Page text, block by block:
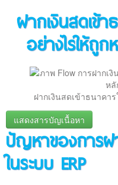
ฝากเงินสดเข้
อย่างไรให้ถู
ฝากเงินสดเข้าธนาคา
แสดงสารบัญเนื้อหา
ปัญหาของการฝากเงินสด
ฝากเงินสดเข้าธนาคารไม่
หลักการบันทึกบัญชีเงินสดเ
ควรใช้ Cash Journal และ
ปัญหาของการฝ
ในระบบ ERP